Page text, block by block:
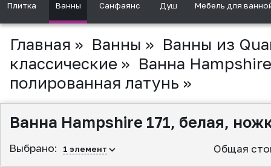
Плитка Ванны Санфаянс Душ Мебель для
Главная » Ванны » Ванны из
классические » Ванна
полированная латунь »
Ванна Hampshire 171, белая,
Выбрано: 1 элемент Общая